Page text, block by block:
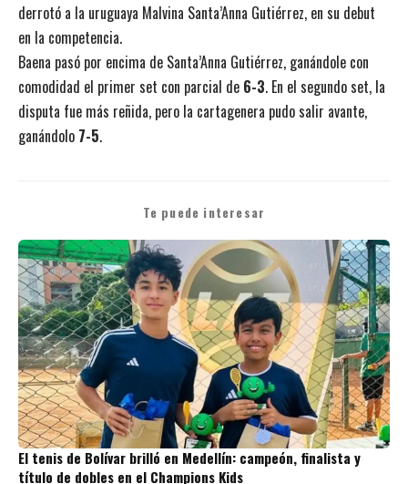
derrotó a la uruguaya Malvina Santa’Anna Gutiérrez, en su debut
en la competencia.
Baena pasó por encima de Santa’Anna Gutiérrez, ganándole con
comodidad el primer set con parcial de 6-3. En el segundo set, la
disputa fue más reñida, pero la cartagenera pudo salir avante,
ganándolo 7-5.
Te puede interesar
El tenis de Bolívar brilló en Medellín: campeón, finalista y
título de dobles en el Champions Kids